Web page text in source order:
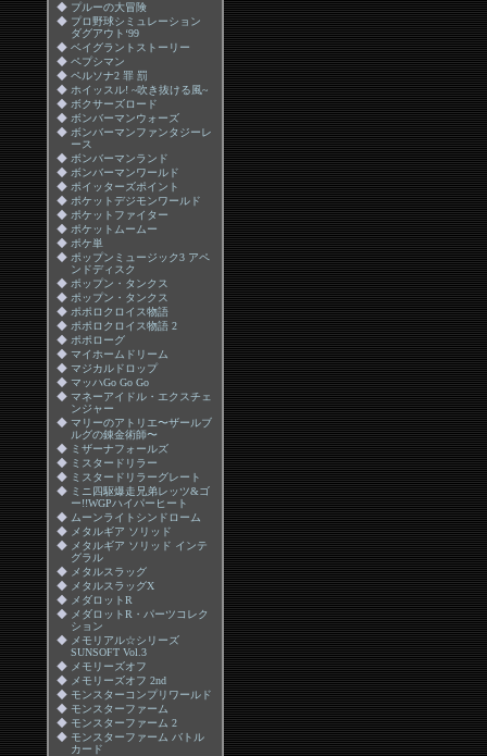
◆ プルーの大冒険
◆ プロ野球シミュレーション
ダグアウト‘99
◆ ベイグラントストーリー
◆ ペプシマン
◆ ペルソナ2 罪 罰
◆ ホイッスル! ~吹き抜ける風~
◆ ボクサーズロード
◆ ボンバーマンウォーズ
◆ ボンバーマンファンタジーレ
ース
◆ ボンバーマンランド
◆ ボンバーマンワールド
◆ ポイッターズポイント
◆ ポケットデジモンワールド
◆ ポケットファイター
◆ ポケットムームー
◆ ポケ単
◆ ポップンミュージック3 アペ
ンドディスク
◆ ポップン・タンクス
◆ ポップン・タンクス
◆ ポポロクロイス物語
◆ ポポロクロイス物語 2
◆ ポポローグ
◆ マイホームドリーム
◆ マジカルドロップ
◆ マッハGo Go Go
◆ マネーアイドル・エクスチェ
ンジャー
◆ マリーのアトリエ〜ザールブ
ルグの錬金術師〜
◆ ミザーナフォールズ
◆ ミスタードリラー
◆ ミスタードリラーグレート
◆ ミニ四駆爆走兄弟レッツ&ゴ
ー!!WGPハイパーヒート
◆ ムーンライトシンドローム
◆ メタルギア ソリッド
◆ メタルギア ソリッド インテ
グラル
◆ メタルスラッグ
◆ メタルスラッグX
◆ メダロットR
◆ メダロットR・パーツコレク
ション
◆ メモリアル☆シリーズ
SUNSOFT Vol.3
◆ メモリーズオフ
◆ メモリーズオフ 2nd
◆ モンスターコンプリワールド
◆ モンスターファーム
◆ モンスターファーム 2
◆ モンスターファーム バトル
カード